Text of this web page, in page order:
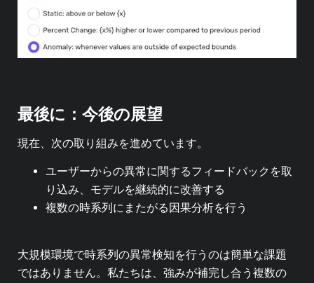
最後に：今後の展望
現在、次の取り組みを進めています。
ユーザーからの異常に関するフィードバックを取
り込み、モデルを継続的に改善する
複数の時系列にまたがる因果分析を行う
大規模環境で時系列の異常検知を行うのは簡単な課題
ではありません。私たちは、強みが補完し合う複数の